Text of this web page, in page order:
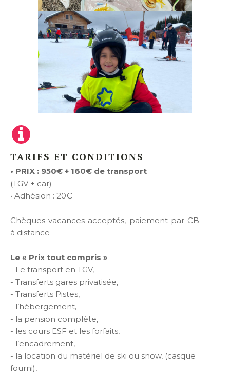
TARIFS ET CONDITIONS
• PRIX : 950€ + 160€ de transport
(TGV + car)
• Adhésion : 20€
Chèques vacances acceptés, paiement par CB
à distance
Le « Prix tout compris »
- Le transport en TGV,
- Transferts gares privatisée,
- Transferts Pistes,
- l’hébergement,
- la pension complète,
- les cours ESF et les forfaits,
- l’encadrement,
- la location du matériel de ski ou snow, (casque
fourni),